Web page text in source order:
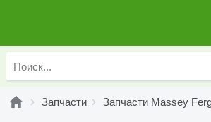
Запчасти Запчасти Massey